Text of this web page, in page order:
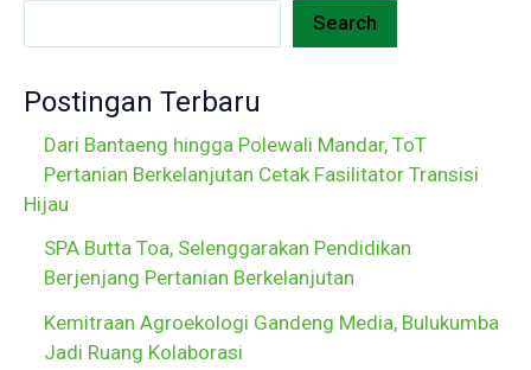
Search
Postingan Terbaru
Dari Bantaeng hingga Polewali Mandar, ToT
Pertanian Berkelanjutan Cetak Fasilitator Transisi
Hijau
SPA Butta Toa, Selenggarakan Pendidikan
Berjenjang Pertanian Berkelanjutan
Kemitraan Agroekologi Gandeng Media, Bulukumba
Jadi Ruang Kolaborasi